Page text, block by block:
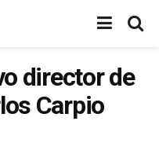
director de
Carpio